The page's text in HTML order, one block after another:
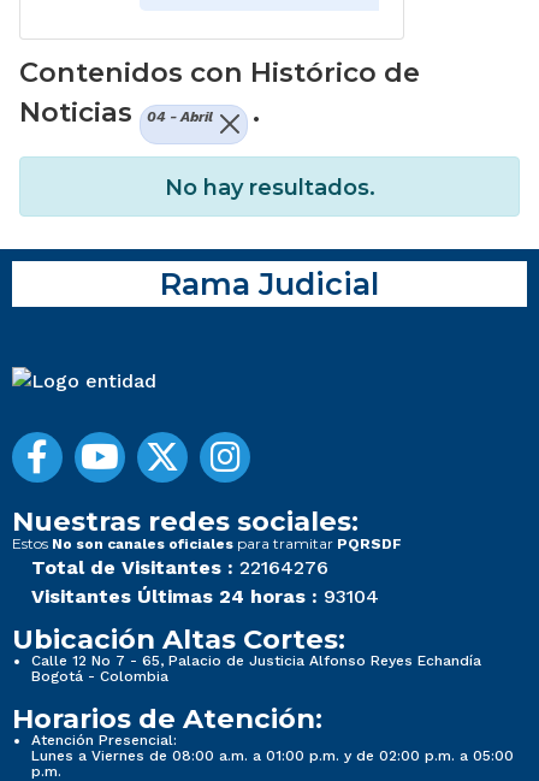
Contenidos con Histórico de
Noticias
04 - Abril .
No hay resultados.
Rama Judicial
Nuestras redes sociales:
Estos No son canales oficiales para tramitar PQRSDF
Total de Visitantes : 22164276
Visitantes Últimas 24 horas : 93104
Ubicación Altas Cortes:
Calle 12 No 7 - 65, Palacio de Justicia Alfonso Reyes Echandía
Bogotá - Colombia
Horarios de Atención:
Atención Presencial:
Lunes a Viernes de 08:00 a.m. a 01:00 p.m. y de 02:00 p.m. a 05:00
p.m.